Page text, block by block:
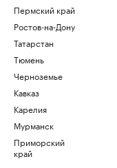
Пермский край
Ростов-на-Дону
Татарстан
Тюмень
Черноземье
Кавказ
Карелия
Мурманск
Приморский
край